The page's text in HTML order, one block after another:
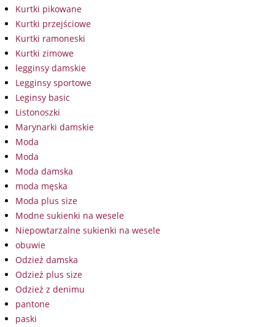
Kurtki pikowane
Kurtki przejściowe
Kurtki ramoneski
Kurtki zimowe
legginsy damskie
Legginsy sportowe
Leginsy basic
Listonoszki
Marynarki damskie
Moda
Moda
Moda damska
moda męska
Moda plus size
Modne sukienki na wesele
Niepowtarzalne sukienki na wesele
obuwie
Odzież damska
Odzież plus size
Odzież z denimu
pantone
paski